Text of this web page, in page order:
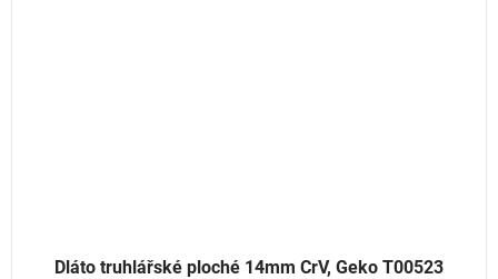
Dláto truhlářské ploché 14mm CrV, Geko T00523